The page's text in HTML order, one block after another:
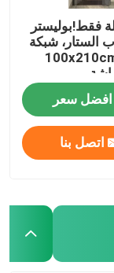
فقط!بوليستر
الستار، شبكة
البعوض 100x210cm
الناعمة شبكة
افضل سعر
اتصل بنا